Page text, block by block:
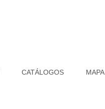
CATÁLOGOS MAPA